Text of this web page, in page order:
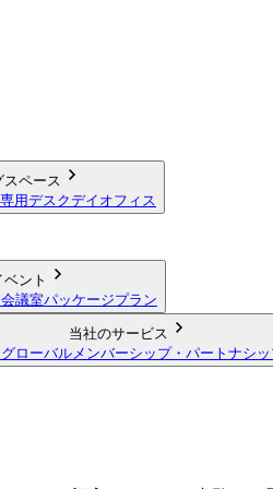
スペース
用デスクデイオフィス
ント
会議室パッケージプラン
当社のサービス
グローバルメンバーシップ・パートナシ